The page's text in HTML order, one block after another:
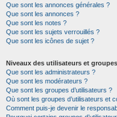
Que sont les annonces générales ?
Que sont les annonces ?
Que sont les notes ?
Que sont les sujets verrouillés ?
Que sont les icônes de sujet ?
Niveaux des utilisateurs et
Que sont les administrateurs ?
Que sont les modérateurs ?
Que sont les groupes d’utilisateurs ?
Où sont les groupes d’utilisateurs et
Comment puis-je devenir le